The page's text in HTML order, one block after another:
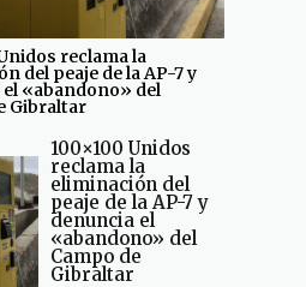
reclama la
del peaje de la AP-7 y
«abandono» del
Gibraltar
100×100 Unidos
reclama la
eliminación del
peaje de la AP-7 y
denuncia el
«abandono» del
Campo de
Gibraltar